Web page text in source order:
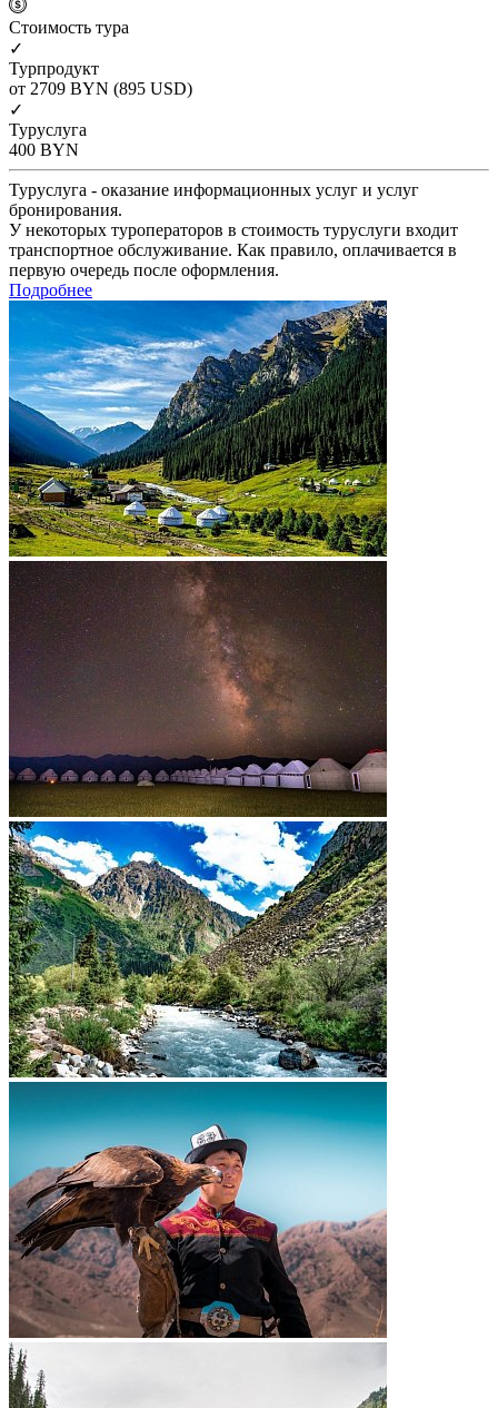
Cтоимость тура
✓
Турпродукт
от 2709 BYN (895 USD)
✓
Туруслуга
400 BYN
Туруслуга - оказание информационных услуг и услуг
бронирования.
У некоторых туроператоров в стоимость туруслуги входит
транспортное обслуживание. Как правило, оплачивается в
первую очередь после оформления.
Подробнее